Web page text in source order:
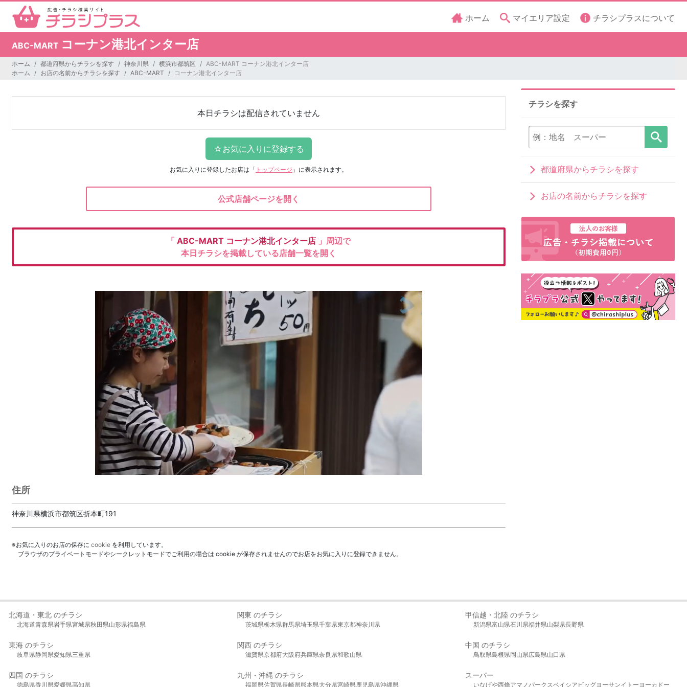
ホーム マイエリア設定 チラシプラスについて
ABC-MART コーナン港北インター店
ホーム 都道府県からチラシを探す 神奈川県 横浜市都筑区
ABC-MART コーナン港北インター店
ホーム
お店の名前からチラシを探す ABC-MART コーナン港北インター店
本日チラシは配信されていません
お気に入りに登録したお店は 「 トップページ 」に表示されます。
公式店舗ページを開く
「 ABC-MART コーナン港北インター店 」周辺で
本日チラシを掲載している店舗一覧を開く
住所
神奈川県横浜市都筑区折本町191
※お気に入りのお店の保存に cookie を利用しています。
ブラウザのプライベートモードやシークレットモードでご利用の場合は cookie が保存されませんのでお店をお気に入りに登録できません。
チラシを探す
都道府県からチラシを探す
お店の名前からチラシを探す
北海道・東北 のチラシ
北海道青森県岩手県宮城県秋田県山形県福島県
関東 のチラシ
茨城県栃木県群馬県埼玉県千葉県東京都神奈川県
甲信越・北陸 のチラシ
新潟県富山県石川県福井県山梨県長野県
東海 のチラシ
岐阜県静岡県愛知県三重県
関西 のチラシ
滋賀県京都府大阪府兵庫県奈良県和歌山県
中国 のチラシ
鳥取県島根県岡山県広島県山口県
四国 のチラシ
徳島県香川県愛媛県高知県
九州・沖縄 のチラシ
福岡県佐賀県長崎県熊本県大分県宮崎県鹿児島県沖縄県
スーパー
いなげや西條アマノパークスベイシア ビッグヨーサンイトーヨーカドー